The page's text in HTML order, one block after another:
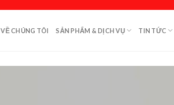
VỀ CHÚNG TÔI SẢN PHẨM & DỊCH VỤ TIN TỨC